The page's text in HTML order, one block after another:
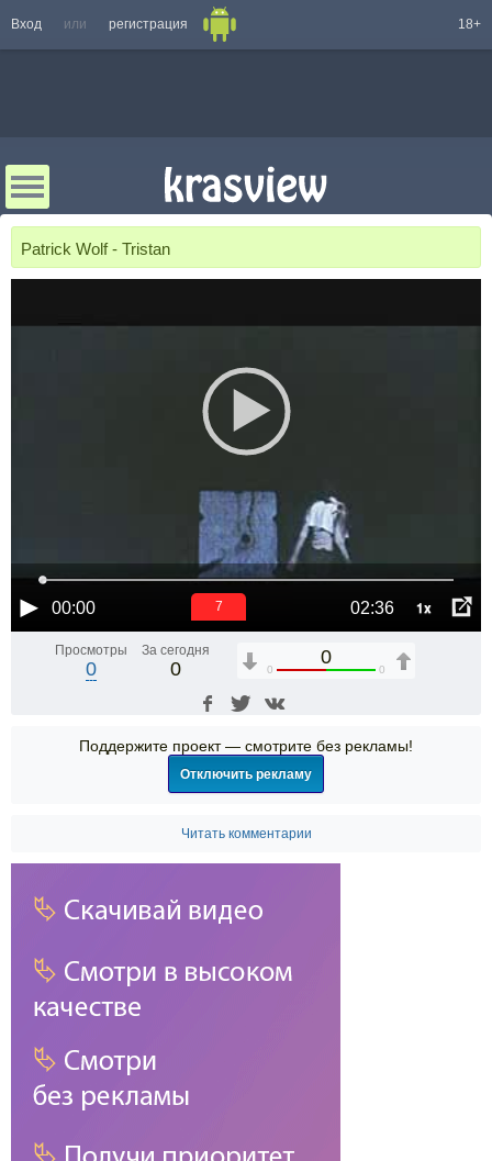
Вход или регистрация 18+
Patrick Wolf - Tristan
00:00 02:36 1x
6
Просмотры
0
За сегодня
0
0
0 0
Поддержите проект — смотрите без рекламы!
Отключить рекламу
Читать комментарии